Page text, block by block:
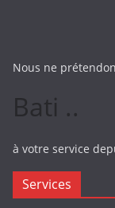
Nous ne
Bati ..
à votre service
Services